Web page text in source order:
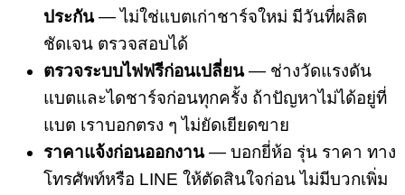
ประกัน— ไม่ใช่แบตเก่าชาร์จใหม่ มีวันที่ผลิต
ชัดเจน ตรวจสอบได้
ตรวจระบบไฟฟรีก่อนเปลี่ยน— ช่างวัดแรงดัน
แบตและไดชาร์จก่อนทุกครั้ง ถ้าปัญหาไม่ได้อยู่ที่
แบต เราบอกตรง ๆ ไม่ยัดเยียดขาย
ราคาแจ้งก่อนออกงาน— บอกยี่ห้อ รุ่น ราคา ทาง
โทรศัพท์หรือ LINE ให้ตัดสินใจก่อน ไม่มีบวกเพิ่ม